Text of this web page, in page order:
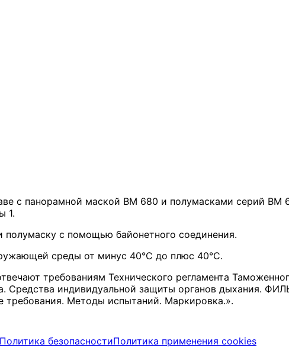
с панорамной маской ВМ 680 и полумасками серий
1.
с помощью байонетного соединения.
среды от минус 40°С до плюс 40°С.
требованиям Технического регламента
Средства индивидуальной защиты органов дыхания.
Методы испытаний. Маркировка.».
Политика безопасностиПолитика применения cookies